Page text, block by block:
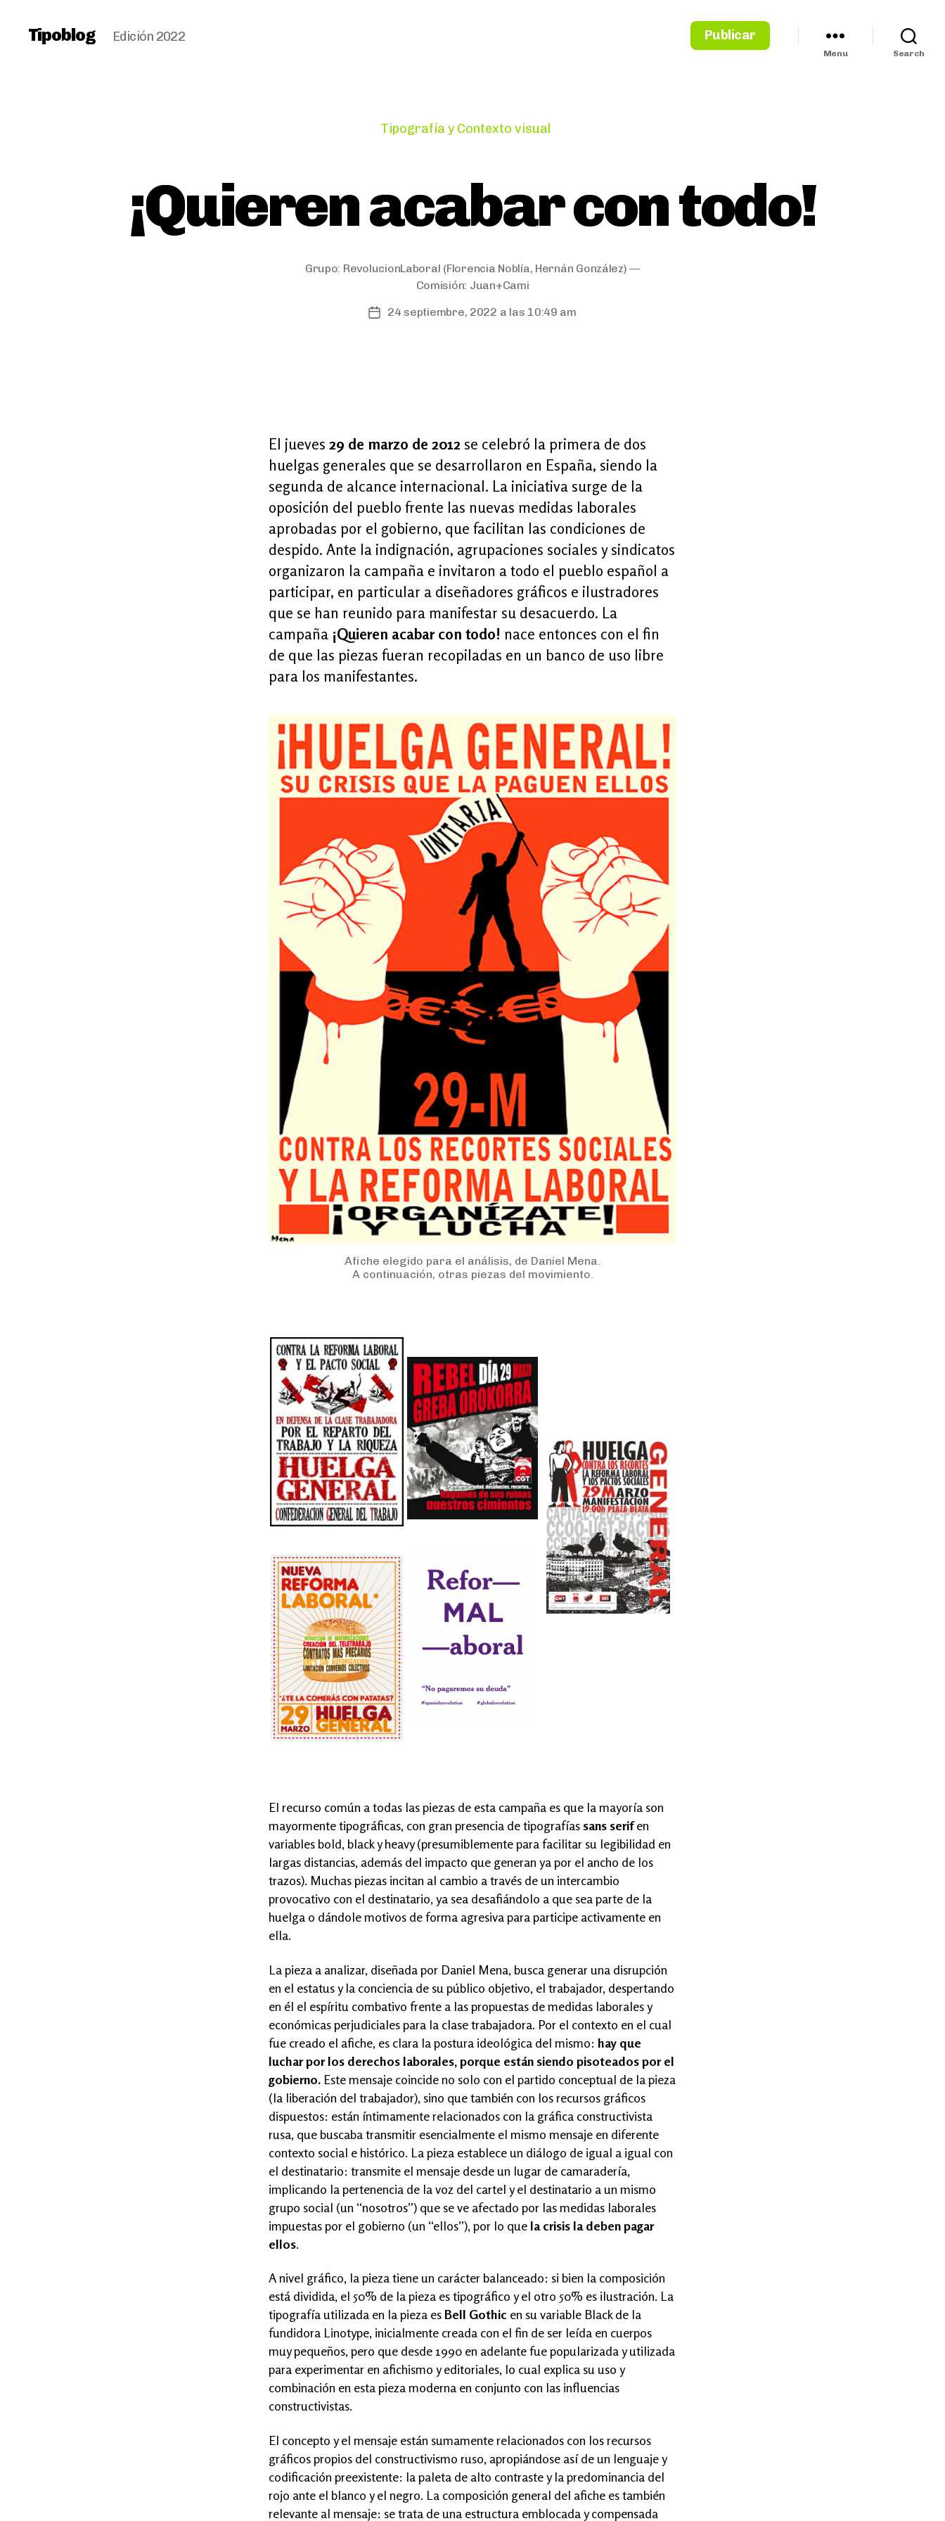
Tipoblog Edición 2022 Publicar
Menu Search
Categories
Tipografía y Contexto visual
¡Quieren acabar con todo!
Grupo: RevolucionLaboral (Florencia Noblía, Hernán González) —
Comisión: Juan+Cami
Post24 septiembre, 2022 a las 10:49 am
El jueves 29 de marzo de 2012 se celebró la primera de dos
huelgas generales que se desarrollaron en España, siendo la
segunda de alcance internacional. La iniciativa surge de la
oposición del pueblo frente las nuevas medidas laborales
aprobadas por el gobierno, que facilitan las condiciones de
despido. Ante la indignación, agrupaciones sociales y sindicatos
organizaron la campaña e invitaron a todo el pueblo español a
participar, en particular a diseñadores gráficos e ilustradores
que se han reunido para manifestar su desacuerdo. La
campaña ¡Quieren acabar con todo! nace entonces con el fin
de que las piezas fueran recopiladas en un banco de uso libre
para los manifestantes.
Afiche elegido para el análisis, de Daniel Mena.
A continuación, otras piezas del movimiento.
El recurso común a todas las piezas de esta campaña es que la mayoría son
mayormente tipográficas, con gran presencia de tipografías sans serifen
variables bold, black y heavy (presumiblemente para facilitar su legibilidad en
largas distancias, además del impacto que generan ya por el ancho de los
trazos). Muchas piezas incitan al cambio a través de un intercambio
provocativo con el destinatario, ya sea desafiándolo a que sea parte de la
huelga o dándole motivos de forma agresiva para participe activamente en
ella.
La pieza a analizar, diseñada por Daniel Mena, busca generar una disrupción
en el estatus y la conciencia de su público objetivo, el trabajador, despertando
en él el espíritu combativo frente a las propuestas de medidas laborales y
económicas perjudiciales para la clase trabajadora. Por el contexto en el cual
fue creado el afiche, es clara la postura ideológica del mismo: hay que
luchar por los derechos laborales, porque están siendo pisoteados por el
gobierno. Este mensaje coincide no solo con el partido conceptual de la pieza
(la liberación del trabajador), sino que también con los recursos gráficos
dispuestos: están íntimamente relacionados con la gráfica constructivista
rusa, que buscaba transmitir esencialmente el mismo mensaje en diferente
contexto social e histórico. La pieza establece un diálogo de igual a igual con
el destinatario: transmite el mensaje desde un lugar de camaradería,
implicando la pertenencia de la voz del cartel y el destinatario a un mismo
grupo social (un “nosotros”) que se ve afectado por las medidas laborales
impuestas por el gobierno (un “ellos”), por lo quela crisis la deben pagar
ellos.
A nivel gráfico, la pieza tiene un carácter balanceado: si bien la composición
está dividida, el 50% de la pieza es tipográfico y el otro 50% es ilustración. La
tipografía utilizada en la pieza esBell Gothic en su variable Black de la
fundidora Linotype, inicialmente creada con el fin de ser leída en cuerpos
muy pequeños, pero que desde 1990 en adelante fue popularizada y utilizada
para experimentar en afichismo y editoriales, lo cual explica su uso y
combinación en esta pieza moderna en conjunto con las influencias
constructivistas.
El concepto y el mensaje están sumamente relacionados con los recursos
gráficos propios del constructivismo ruso, apropiándose así de un lenguaje y
codificación preexistente: la paleta de alto contraste y la predominancia del
rojo ante el blanco y el negro. La composición general del afiche es también
relevante al mensaje: se trata de una estructura emblocada y compensada